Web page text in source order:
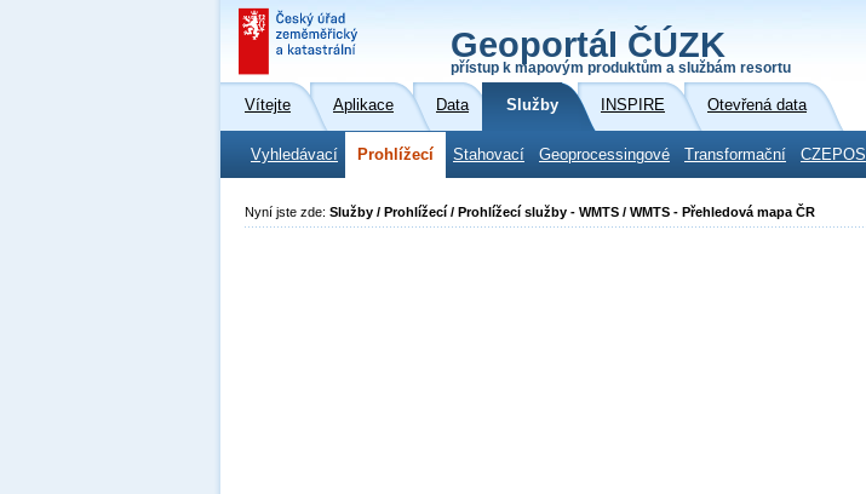
Geoportál ČÚZK
přístup k mapovým produktům a službám resortu
Vítejte Aplikace Data Služby INSPIRE Otevřená data
Vyhledávací Prohlížecí Stahovací Geoprocessingové Transformační CZEPOS
Nyní jste zde: Služby / Prohlížecí / Prohlížecí služby - WMTS / WMTS - Přehledová mapa ČR